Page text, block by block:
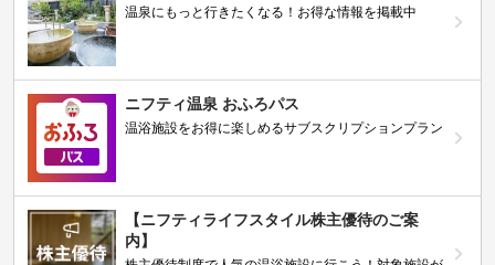
温泉にもっと行きたくなる！お得な情報を掲載中
ニフティ温泉 おふろパス
温浴施設をお得に楽しめるサブスクリプションプラン
【ニフティライフスタイル株主優待のご案
内】